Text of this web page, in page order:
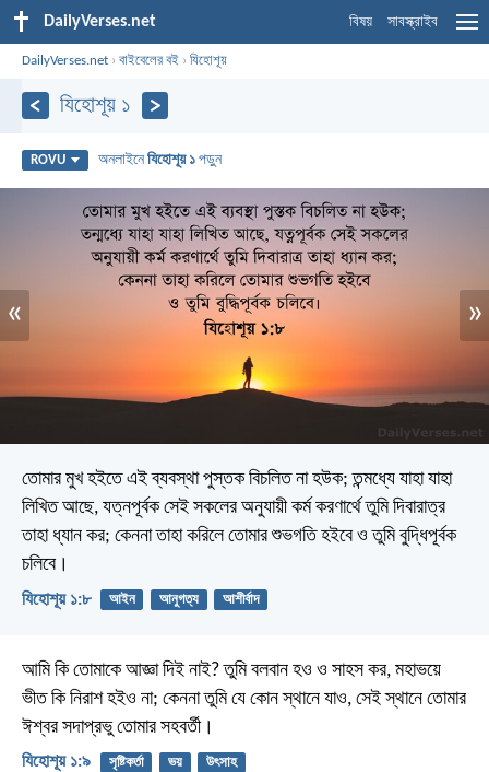
DailyVerses.net বিষয় সাবস্ক্রাইব
DailyVerses.net ›বাইবেলের বই ›যিহোশূয়
যিহোশূয় ১
ROVU অনলাইনেযিহোশূয় ১ পড়ুন
« »
তোমার মুখ হইতে এই ব্যবস্থা পুস্তক বিচলিত না হউক; তন্মধ্যে যাহা যাহা
লিখিত আছে, যত্নপূর্বক সেই সকলের অনুযায়ী কর্ম করণার্থে তুমি দিবারাত্র
তাহা ধ্যান কর; কেননা তাহা করিলে তোমার শুভগতি হইবে ও তুমি বুদ্ধিপূর্বক
চলিবে।
যিহোশূয় ১:৮ আইন আনুগত্য আশীর্বাদ
আমি কি তোমাকে আজ্ঞা দিই নাই? তুমি বলবান হও ও সাহস কর, মহাভয়ে
ভীত কি নিরাশ হইও না; কেননা তুমি যে কোন স্থানে যাও, সেই স্থানে তোমার
ঈশ্বর সদাপ্রভু তোমার সহবর্তী।
যিহোশূয় ১:৯ সৃষ্টিকর্তা ভয় উৎসাহ